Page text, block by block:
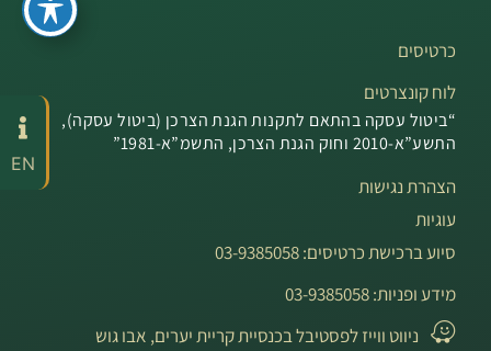
EN
כרטיסים
לוח קונצרטים
“ביטול עסקה בהתאם לתקנות הגנת הצרכן (ביטול עסקה),
התשע”א-2010 וחוק הגנת הצרכן, התשמ”א-1981”
הצהרת נגישות
עוגיות
סיוע ברכישת כרטיסים: 03-9385058
מידע ופניות: 03-9385058
ניווט ווייז לפסטיבל בכנסיית קריית יערים, אבו גוש